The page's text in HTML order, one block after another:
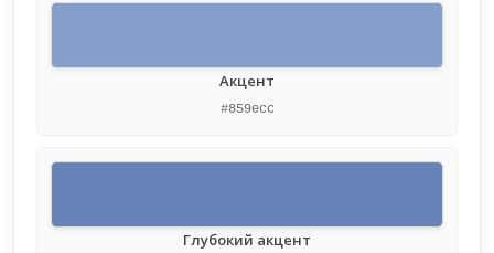
Акцент
#859ecc
Глубокий акцент